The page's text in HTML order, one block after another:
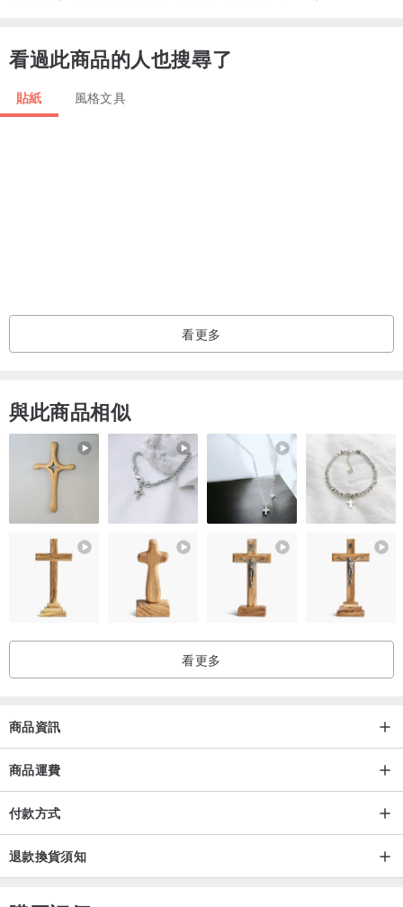
看過此商品的人也搜尋了
貼紙 風格文具
看更多
與此商品相似
看更多
商品資訊
商品運費
付款方式
退款換貨須知